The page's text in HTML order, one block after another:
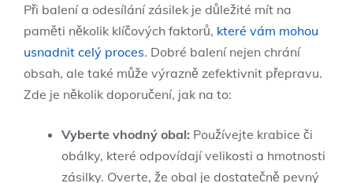
Při balení a odesílání zásilek je důležité mít na
paměti několik klíčových faktorů, které vám mohou
usnadnit celý proces. Dobré balení nejen chrání
obsah, ale také může výrazně zefektivnit přepravu.
Zde je několik doporučení, jak na to:
Vyberte vhodný obal: Používejte krabice či
obálky, které odpovídají velikosti a hmotnosti
zásilky. Overte, že obal je dostatečně pevný